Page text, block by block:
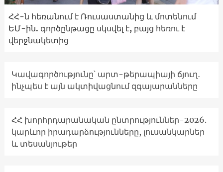
ՀՀ-ն հեռանում է Ռուսաստանից և մոտենում
ԵՄ-ին. գործընթացը սկսվել է, բայց հեռու է
վերջնակետից
Կավագործությունը՝ արտ-թերապիայի ճյուղ․
ինչպես է այն ակտիվացնում զգայարանները
ՀՀ խորհրդարանական ընտրություններ-2026.
կարևոր իրադարձությունները, լուսանկարներ
և տեսանյութեր